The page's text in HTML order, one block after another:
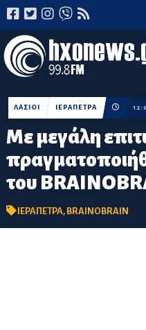
Με μεγάλη
του
ΛΑΣΙΘΙ ΙΕΡΑΠΕΤΡΑ
ΙΕΡΑΠΕΤΡΑ, BRAINOBRAIN